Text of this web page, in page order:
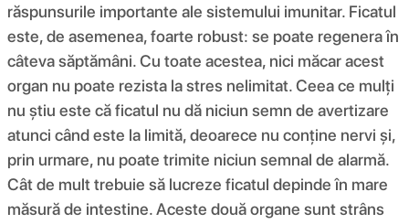
răspunsurile importante ale sistemului imunitar. Ficatul
este, de asemenea, foarte robust: se poate regenera în
câteva săptămâni. Cu toate acestea, nici măcar acest
organ nu poate rezista la stres nelimitat. Ceea ce mulți
nu știu este că ficatul nu dă niciun semn de avertizare
atunci când este la limită, deoarece nu conține nervi și,
prin urmare, nu poate trimite niciun semnal de alarmă.
Cât de mult trebuie să lucreze ficatul depinde în mare
măsură de intestine. Aceste două organe sunt strâns